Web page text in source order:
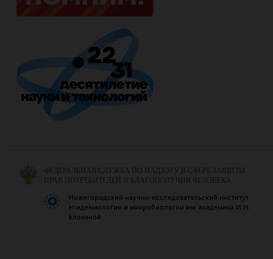
ФЕДЕРАЛЬНАЯ СЛУЖБА ПО НАДЗОРУ В СФЕРЕ ЗАЩИТЫ
ПРАВ ПОТРЕБИТЕЛЕЙ И БЛАГОПОЛУЧИЯ ЧЕЛОВЕКА
Нижегородский научно-исследовательский институт
эпидемиологии и микробиологии им. академика И.Н.
Блохиной